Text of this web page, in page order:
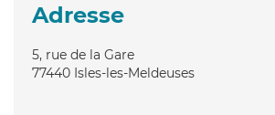
Adresse
5, rue de la Gare
77440 Isles-les-Meldeuses